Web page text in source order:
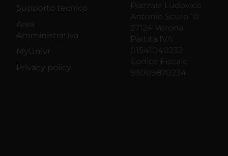
Supporto tecnico
Area
Amministrativa
MyUnivr
Privacy policy
Piazzale Ludovico
Antonio Scuro 10
37124 Verona
Partita IVA
01541040232
Codice Fiscale
93009870234